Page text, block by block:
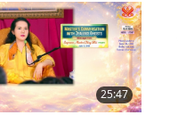
25:47